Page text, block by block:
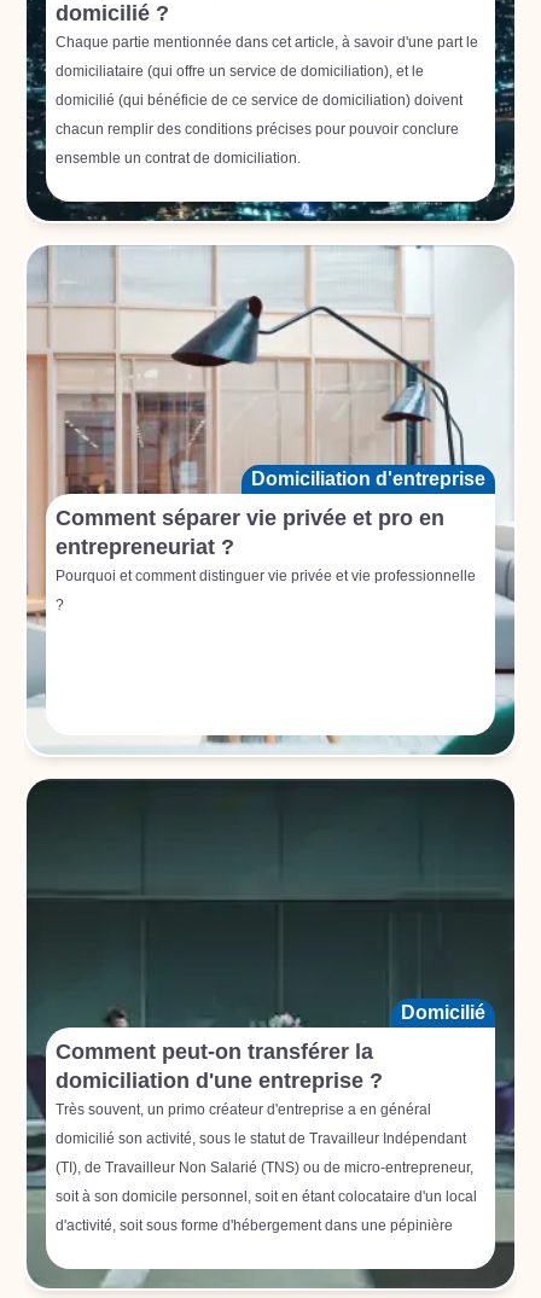
domicilié ?
Chaque partie mentionnée dans cet article, à savoir d'une part le
domiciliataire (qui offre un service de domiciliation), et le
domicilié (qui bénéficie de ce service de domiciliation) doivent
chacun remplir des conditions précises pour pouvoir conclure
ensemble un contrat de domiciliation.
Domiciliation d'entreprise
Comment séparer vie privée et pro en
entrepreneuriat ?
Pourquoi et comment distinguer vie privée et vie professionnelle
?
Domicilié
Comment peut-on transférer la
domiciliation d'une entreprise ?
Très souvent, un primo créateur d'entreprise a en général
domicilié son activité, sous le statut de Travailleur Indépendant
(TI), de Travailleur Non Salarié (TNS) ou de micro-entrepreneur,
soit à son domicile personnel, soit en étant colocataire d'un local
d'activité, soit sous forme d'hébergement dans une pépinière